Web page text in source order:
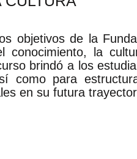
objetivos de la
conocimiento, la
brindó a los
como para
en su futura